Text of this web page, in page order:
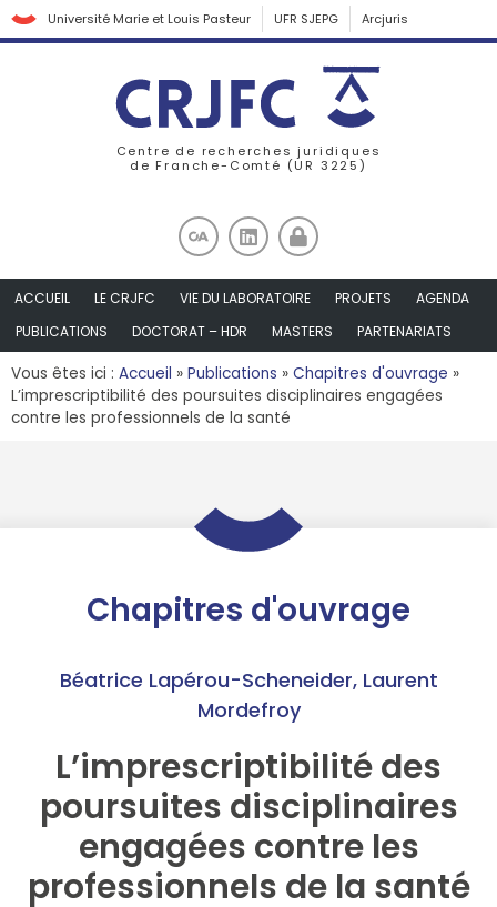
Université Marie et Louis Pasteur UFR SJEPG Arcjuris
Centre de recherches juridiques
de Franche-Comté (UR 3225)
ACCUEIL LE CRJFC VIE DU LABORATOIRE PROJETS
AGENDA
PUBLICATIONS
DOCTORAT – HDR MASTERS PARTENARIATS
Vous êtes ici : Accueil » Publications » Chapitres d'ouvrage »
L’imprescriptibilité des poursuites disciplinaires engagées
contre les professionnels de la santé
Chapitres d'ouvrage
Béatrice Lapérou-Scheneider, Laurent
Mordefroy
L’imprescriptibilité des
poursuites disciplinaires
engagées contre les
professionnels de la santé